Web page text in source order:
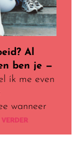
Al
ben je —
ík me even
wanneer
VERDER